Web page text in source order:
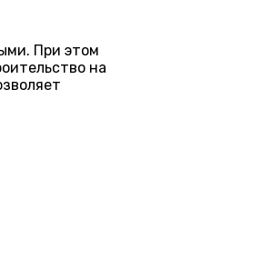
При этом
на